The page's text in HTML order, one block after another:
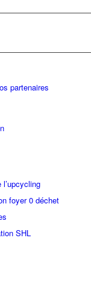
partenaires
foyer 0 déchet
SHL